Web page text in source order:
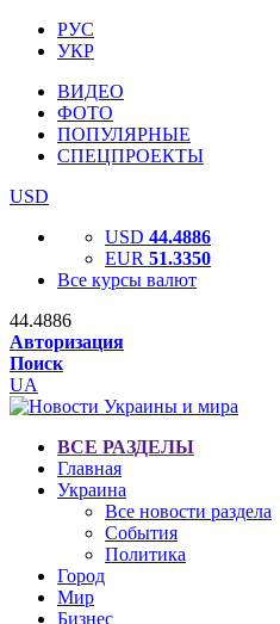
РУС
УКР
ВИДЕО
ФОТО
ПОПУЛЯРНЫЕ
СПЕЦПРОЕКТЫ
USD
USD 44.4886
EUR 51.3350
Все курсы валют
44.4886
Авторизация
Поиск
UA
ВСЕ РАЗДЕЛЫ
Главная
Украина
Все новости раздела
События
Политика
Город
Мир
Бизнес